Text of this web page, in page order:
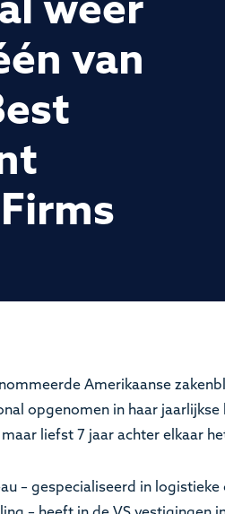
weer
van
Amerikaanse
opgenomen in haar
maar liefst 7 jaar achter elkaar
– gespecialiseerd in